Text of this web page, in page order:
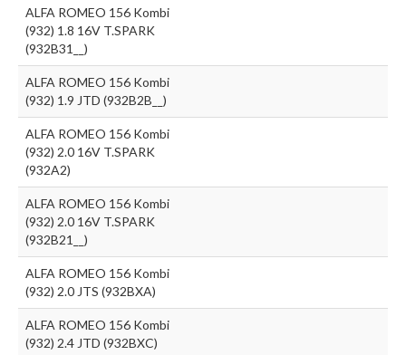
ALFA ROMEO 156 Kombi
(932) 1.8 16V T.SPARK
(932B31__)
ALFA ROMEO 156 Kombi
(932) 1.9 JTD (932B2B__)
ALFA ROMEO 156 Kombi
(932) 2.0 16V T.SPARK
(932A2)
ALFA ROMEO 156 Kombi
(932) 2.0 16V T.SPARK
(932B21__)
ALFA ROMEO 156 Kombi
(932) 2.0 JTS (932BXA)
ALFA ROMEO 156 Kombi
(932) 2.4 JTD (932BXC)